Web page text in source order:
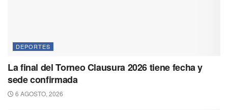
DEPORTES
La final del Torneo Clausura 2026 tiene fecha y
sede confirmada
6 AGOSTO, 2026